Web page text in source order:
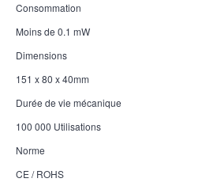
Consommation
Moins de 0.1 mW
Dimensions
151 x 80 x 40mm
Durée de vie mécanique
100 000 Utilisations
Norme
CE / ROHS